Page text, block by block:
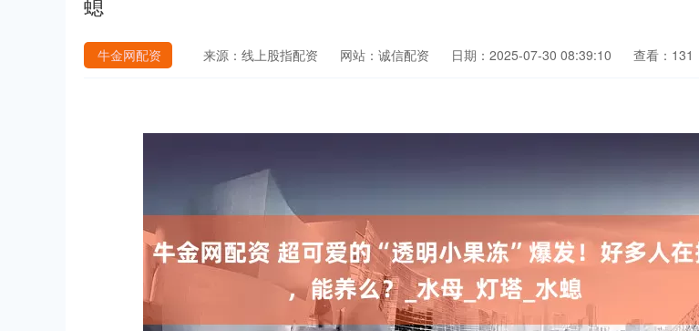
螅
牛金网配资 来源：线上股指配资 网站：诚信配资 日期：2025-07-30 08:39:10 查看：131